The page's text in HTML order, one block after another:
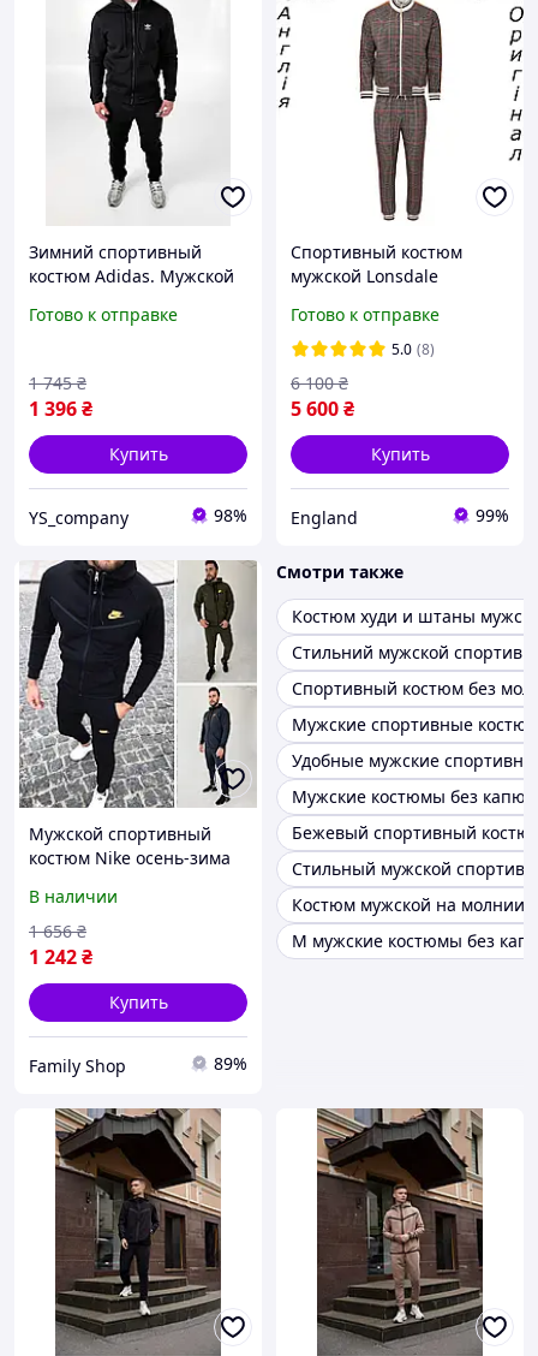
Зимний спортивный
костюм Adidas. Мужской
спортивный костюм с
на молнии + штаны.
Готово к отправке
1 396₴
1 745 ₴
Купить
YS_company 98%
Спортивный костюм
мужской Lonsdale
Gentlemen из Англии в
клітинку
Готово к отправке
5.0 (8)
5 600₴
6 100 ₴
Купить
England 99%
Мужской спортивный
костюм Nike осень-зима
стильный с молнией,
черный, серый, хаки
В наличии
1 242₴
1 656 ₴
Купить
Family Shop 89%
Смотри также
Костюм худи и штаны
Стильний мужской
Спортивный костюм без
Мужские спортивные
Удобные мужские
Мужские костюмы без
Бежевый спортивный
Стильный мужской
Костюм мужской на молнии
М мужские костюмы без